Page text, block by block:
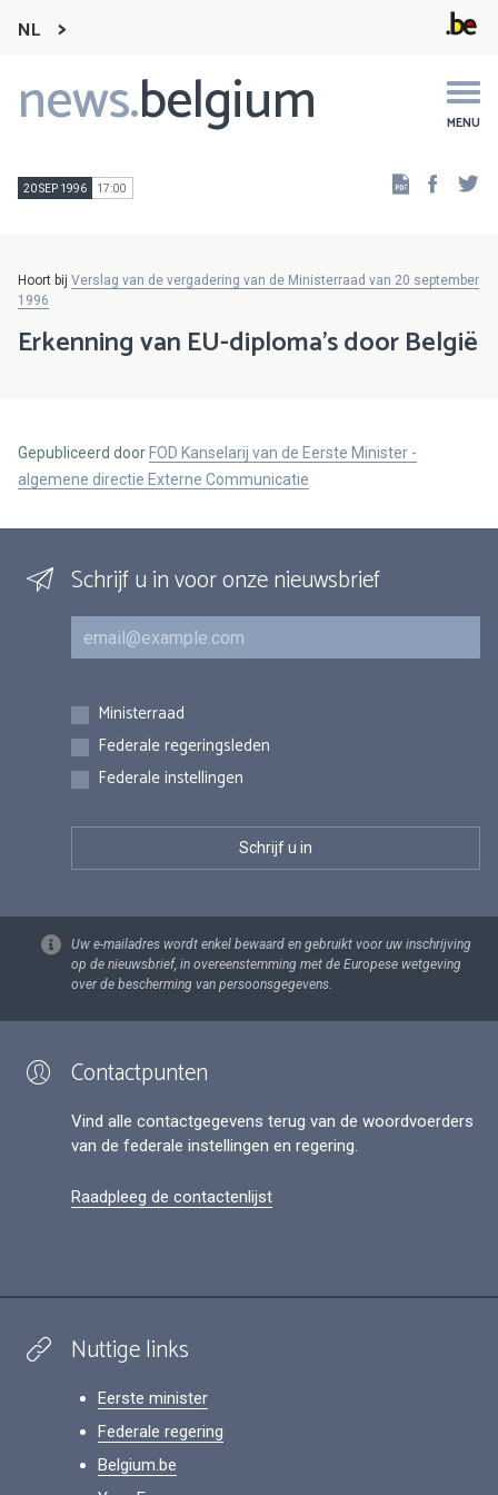
NL
news.belgium MENU
Main
navigation
20 SEP 1996 17:00
Hoort bij Verslag van de vergadering van de Ministerraad van 20 september
1996
Erkenning van EU-diploma's door België
Gepubliceerd door FOD Kanselarij van de Eerste Minister -
algemene directie Externe Communicatie
Schrijf u in voor onze nieuwsbrief
E-mail
Inschrijvingen
Ministerraad
Federale regeringsleden
Federale instellingen
Uw e-mailadres wordt enkel bewaard en gebruikt voor uw inschrijving
op de nieuwsbrief, in overeenstemming met de Europese wetgeving
over de bescherming van persoonsgegevens.
Contactpunten
Vind alle contactgegevens terug van de woordvoerders
van de federale instellingen en regering.
Raadpleeg de contactenlijst
Nuttige links
Eerste minister
Federale regering
Belgium.be